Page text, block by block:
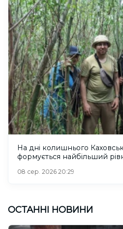
На дні колишнього
формується найбільший
08 сер. 2026 20:29
ОСТАННІ НОВИНИ